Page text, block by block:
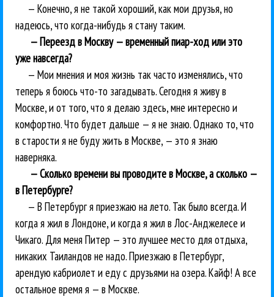
— Конечно, я не такой хороший, как мои друзья, но
надеюсь, что когда-нибудь я стану таким.
— Переезд в Москву — временный пиар-ход или это
уже навсегда?
— Мои мнения и моя жизнь так часто изменялись, что
теперь я боюсь что-то загадывать. Сегодня я живу в
Москве, и от того, что я делаю здесь, мне интересно и
комфортно. Что будет дальше — я не знаю. Однако то, что
в старости я не буду жить в Москве, — это я знаю
наверняка.
— Сколько времени вы проводите в Москве, а сколько —
в Петербурге?
— В Петербург я приезжаю на лето. Так было всегда. И
когда я жил в Лондоне, и когда я жил в Лос-Анджелесе и
Чикаго. Для меня Питер — это лучшее место для отдыха,
никаких Таиландов не надо. Приезжаю в Петербург,
арендую кабриолет и еду с друзьями на озера. Кайф! А все
остальное время я — в Москве.